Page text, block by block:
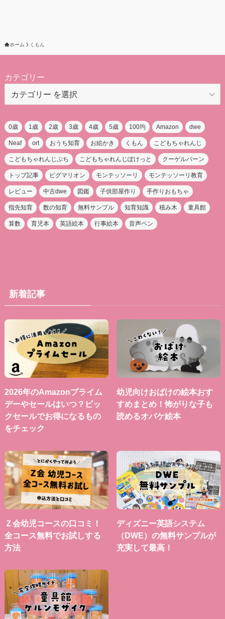
ホーム くもん
カテゴリー
0歳 1歳 2歳 3歳 4歳 5歳 100均 Amazon dwe
Neaf ort おうち知育 お絵かき くもん こどもちゃれんじ
こどもちゃれんじぷち こどもちゃれんじぽけっと クーゲルバーン
トップ記事 ピグマリオン モンテッソーリ モンテッソーリ教育
レビュー 中古dwe 図鑑 子供部屋作り 手作りおもちゃ
指先知育 数の知育 無料サンプル 知育知識 積み木 童具館
算数 育児本 英語絵本 行事絵本 音声ペン
新着記事
2026年のAmazonプライム
デーやセールはいつ？ビッ
クセールでお得になるもの
をチェック
幼児向けおばけの絵本おす
すめまとめ！怖がりな子も
読めるオバケ絵本
Ｚ会幼児コースの口コミ！
全コース無料でお試しする
方法
ディズニー英語システム
（DWE）の無料サンプルが
充実して最高！